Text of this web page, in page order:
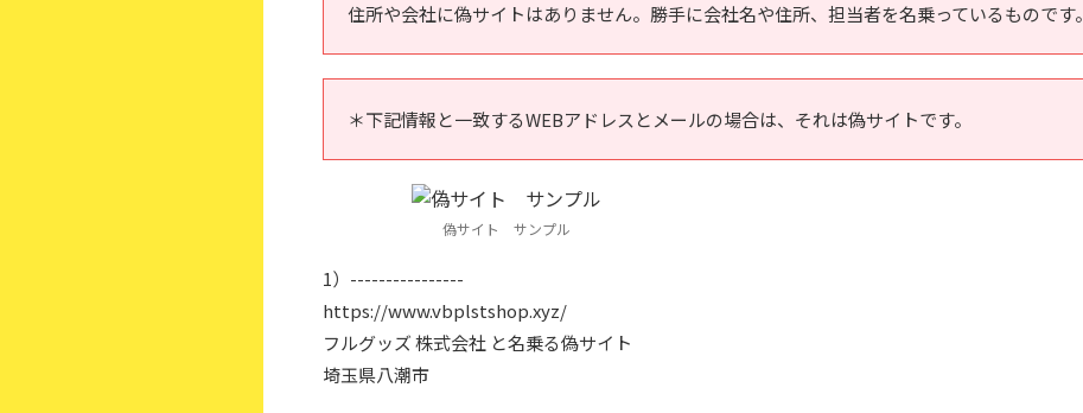
住所や会社に偽サイトはありません。勝手に会社名や住所、担当者を名乗っているものです。
＊下記情報と一致するWEBアドレスとメールの場合は、それは偽サイトです。
偽サイト サンプル
1）----------------
https://www.vbplstshop.xyz/
フルグッズ 株式会社 と名乗る偽サイト
埼玉県八潮市